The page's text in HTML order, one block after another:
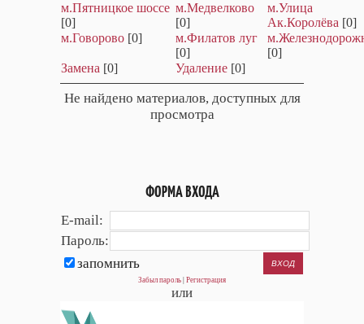
м.Пятницкое шоссе
[0]
м.Медвелково
[0]
м.Улица
Ак.Королёва [0]
м.Говорово [0]
м.Филатов луг
[0]
[0]
Замена [0] Удаление [0]
Не найдено материалов, доступных для
просмотра
ФОРМА ВХОДА
E-mail:
Пароль:
запомнить
Забыл пароль Регистрация
или